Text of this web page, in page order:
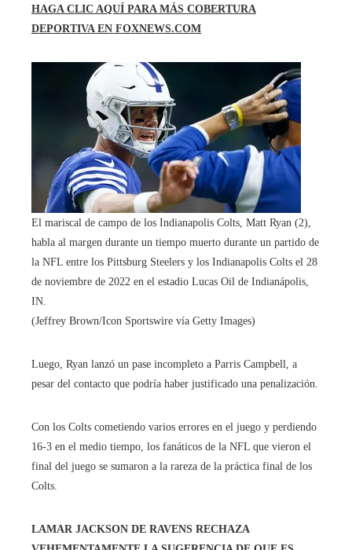
HAGA CLIC AQUÍ PARA MÁS COBERTURA
DEPORTIVA EN FOXNEWS.COM
El mariscal de campo de los Indianapolis Colts, Matt Ryan (2),
habla al margen durante un tiempo muerto durante un partido de
la NFL entre los Pittsburg Steelers y los Indianapolis Colts el 28
de noviembre de 2022 en el estadio Lucas Oil de Indianápolis,
IN.
(Jeffrey Brown/Icon Sportswire vía Getty Images)
Luego, Ryan lanzó un pase incompleto a Parris Campbell, a
pesar del contacto que podría haber justificado una penalización.
Con los Colts cometiendo varios errores en el juego y perdiendo
16-3 en el medio tiempo, los fanáticos de la NFL que vieron el
final del juego se sumaron a la rareza de la práctica final de los
Colts.
LAMAR JACKSON DE RAVENS RECHAZA